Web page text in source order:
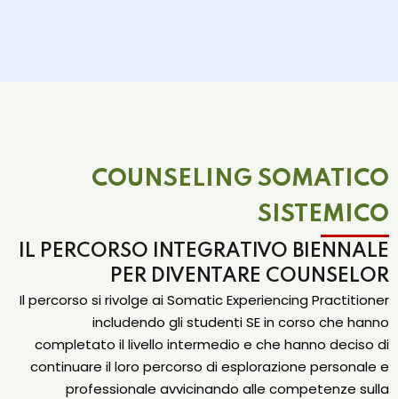
COUNSELING SOMATICO
SISTEMICO
IL PERCORSO INTEGRATIVO BIENNALE
PER DIVENTARE COUNSELOR
Il percorso si rivolge ai Somatic Experiencing Practitioner
includendo gli studenti SE in corso che hanno
completato il livello intermedio e che hanno deciso di
continuare il loro percorso di esplorazione personale e
professionale avvicinando alle competenze sulla